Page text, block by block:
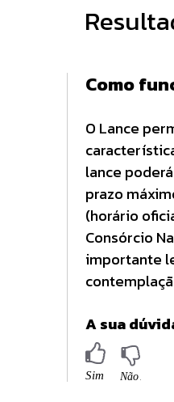
Como
O Lance
lance
prazo
(horário
Consórcio
importante
A sua